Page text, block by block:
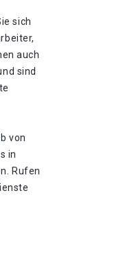
sich
auch
sind
von
in
Rufen